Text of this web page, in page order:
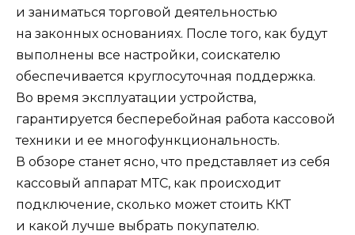
и заниматься торговой деятельностью
на законных основаниях. После того, как будут
выполнены все настройки, соискателю
обеспечивается круглосуточная поддержка.
Во время эксплуатации устройства,
гарантируется бесперебойная работа кассовой
техники и ее многофункциональность.
В обзоре станет ясно, что представляет из себя
кассовый аппарат МТС, как происходит
подключение, сколько может стоить ККТ
и какой лучше выбрать покупателю.